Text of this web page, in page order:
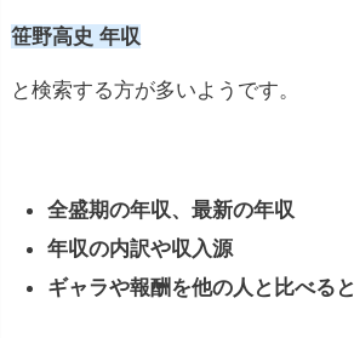
笹野高史 年収
と検索する方が多いようです。
全盛期の年収、最新の年収
年収の内訳や収入源
ギャラや報酬を他の人と比べると